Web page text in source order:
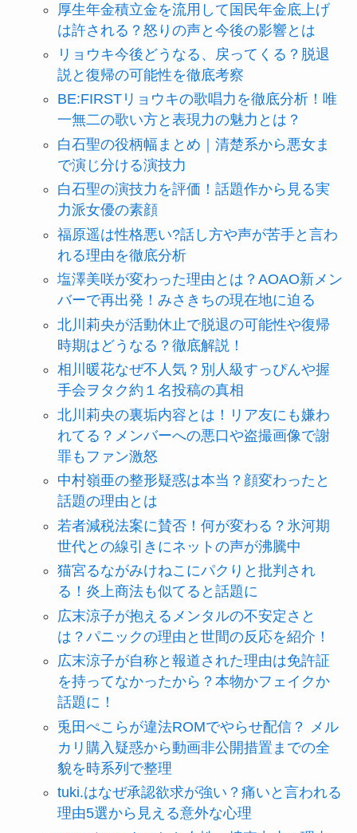
厚生年金積立金を流用して国民年金底上げ
は許される？怒りの声と今後の影響とは
リョウキ今後どうなる、戻ってくる？脱退
説と復帰の可能性を徹底考察
BE:FIRSTリョウキの歌唱力を徹底分析！唯
一無二の歌い方と表現力の魅力とは？
白石聖の役柄幅まとめ｜清楚系から悪女ま
で演じ分ける演技力
白石聖の演技力を評価！話題作から見る実
力派女優の素顔
福原遥は性格悪い?話し方や声が苦手と言わ
れる理由を徹底分析
塩澤美咲が変わった理由とは？AOAO新メン
バーで再出発！みさきちの現在地に迫る
北川莉央が活動休止で脱退の可能性や復帰
時期はどうなる？徹底解説！
相川暖花なぜ不人気？別人級すっぴんや握
手会ヲタク約１名投稿の真相
北川莉央の裏垢内容とは！リア友にも嫌わ
れてる？メンバーへの悪口や盗撮画像で謝
罪もファン激怒
中村嶺亜の整形疑惑は本当？顔変わったと
話題の理由とは
若者減税法案に賛否！何が変わる？氷河期
世代との線引きにネットの声が沸騰中
猫宮るながみけねこにパクりと批判され
る！炎上商法も似てると話題に
広末涼子が抱えるメンタルの不安定さと
は？パニックの理由と世間の反応を紹介！
広末涼子が自称と報道された理由は免許証
を持ってなかったから？本物かフェイクか
話題に！
兎田ぺこらが違法ROMでやらせ配信？ メル
カリ購入疑惑から動画非公開措置までの全
貌を時系列で整理
tuki.はなぜ承認欲求が強い？痛いと言われる
理由5選から見える意外な心理